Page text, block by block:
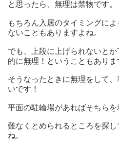
と思ったら、無理は禁物です。
もちろん入居のタイミングに
ないこともありますよね。
でも、上段に上げられないと
的に無理！ということもありま
そうなったときに無理をして
いです！
平面の駐輪場があればそちらを
難なくとめられるところを探
ね。